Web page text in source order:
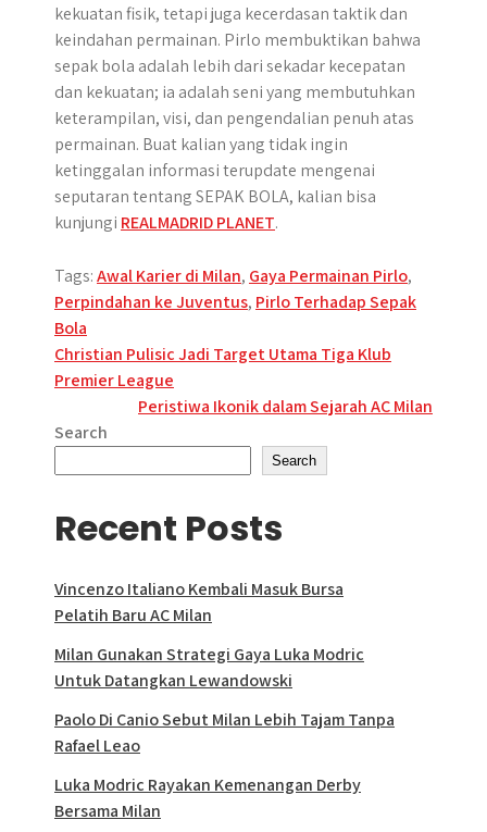
kekuatan fisik, tetapi juga kecerdasan taktik dan
keindahan permainan. Pirlo membuktikan bahwa
sepak bola adalah lebih dari sekadar kecepatan
dan kekuatan; ia adalah seni yang membutuhkan
keterampilan, visi, dan pengendalian penuh atas
permainan. Buat kalian yang tidak ingin
ketinggalan informasi terupdate mengenai
seputaran tentang SEPAK BOLA, kalian bisa
kunjungi REALMADRID PLANET.
Tags:Awal Karier di Milan, Gaya Permainan Pirlo,
Perpindahan ke Juventus, Pirlo Terhadap Sepak
Bola
Post
navigation
Christian Pulisic Jadi Target Utama Tiga Klub
Premier League
Peristiwa Ikonik dalam Sejarah AC Milan
Search
Search
Recent Posts
Vincenzo Italiano Kembali Masuk Bursa
Pelatih Baru AC Milan
Milan Gunakan Strategi Gaya Luka Modric
Untuk Datangkan Lewandowski
Paolo Di Canio Sebut Milan Lebih Tajam Tanpa
Rafael Leao
Luka Modric Rayakan Kemenangan Derby
Bersama Milan